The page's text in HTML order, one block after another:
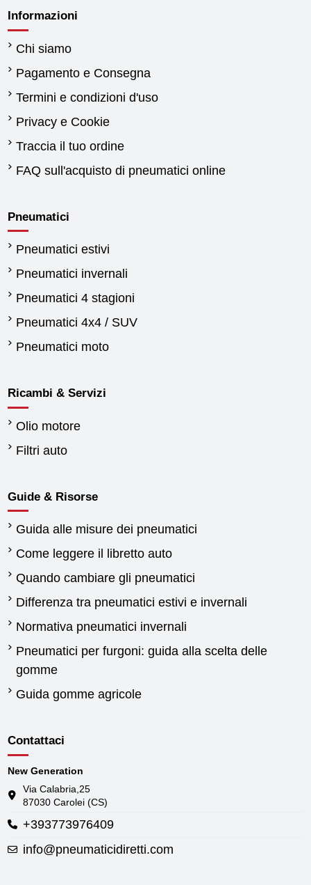
Informazioni
Chi siamo
Pagamento e Consegna
Termini e condizioni d'uso
Privacy e Cookie
Traccia il tuo ordine
FAQ sull'acquisto di pneumatici online
Pneumatici
Pneumatici estivi
Pneumatici invernali
Pneumatici 4 stagioni
Pneumatici 4x4 / SUV
Pneumatici moto
Ricambi & Servizi
Olio motore
Filtri auto
Guide & Risorse
Guida alle misure dei pneumatici
Come leggere il libretto auto
Quando cambiare gli pneumatici
Differenza tra pneumatici estivi e invernali
Normativa pneumatici invernali
Pneumatici per furgoni: guida alla scelta delle
gomme
Guida gomme agricole
Contattaci
New Generation
Via Calabria,25
87030 Carolei (CS)
+393773976409
info@pneumaticidiretti.com